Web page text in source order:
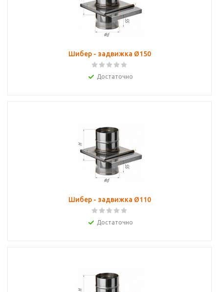
Шибер - задвижка Ø150
Достаточно
Шибер - задвижка Ø110
Достаточно